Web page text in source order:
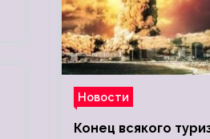
Новости
Конец всякого